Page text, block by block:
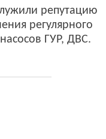
репутацию
регулярного
ГУР, ДВС.